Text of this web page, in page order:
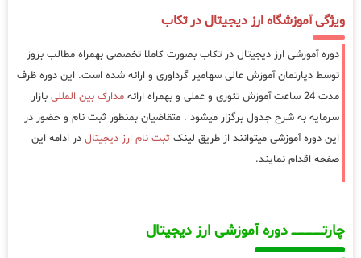
ویژگی آموزشگاه ارز دیجیتال در تکاب
دوره آموزشی ارز دیجیتال در تکاب بصورت کاملا تخصصی بهمراه مطالب بروز
توسط دپارتمان آموزش عالی سهامیر گرداوری و ارائه شده است. این دوره ظرف
مدت 24 ساعت آموزش تئوری و عملی و بهمراه ارائه
مدارک بین المللی بازار
سرمایه به شرح جدول برگزار میشود . متقاضیان بمنظور ثبت نام و حضور در
این دوره آموزشی میتوانند از طریق لینک ثبت نام ارز دیجیتال در ادامه این
صفحه اقدام نمایند.
چارتـــــــــــــــــــ دوره آموزشی ارز دیجیتال